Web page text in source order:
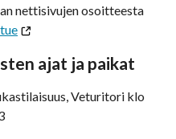
nettisivujen osoitteesta
ajat ja paikat
Veturitori klo